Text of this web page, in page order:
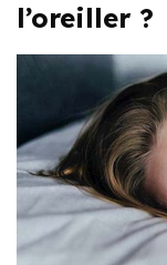
l’oreiller ?